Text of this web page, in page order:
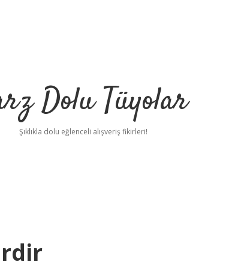
Dolu Tüyolar
Şıklıkla dolu eğlenceli alışveriş fikirleri!